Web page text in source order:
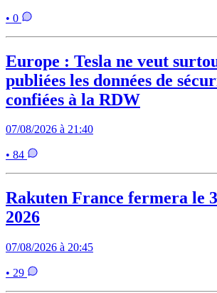
• 0
Europe : Tesla ne veut
publiées les données de
confiées à la RDW
07/08/2026 à 21:40
• 84
Rakuten France fermera le
2026
07/08/2026 à 20:45
• 29